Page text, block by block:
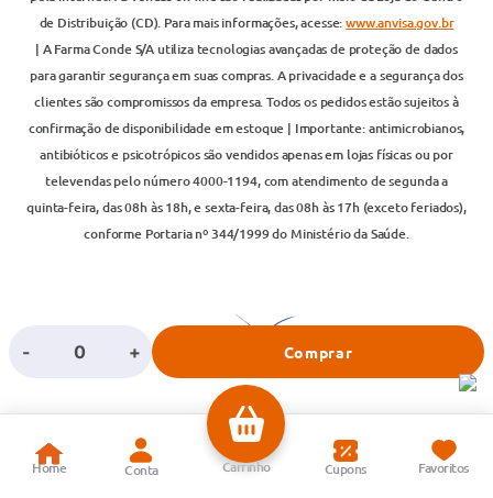
- + Comprar
de Distribuição (CD). Para mais informações, acesse:www.anvisa.gov.br
| A Farma Conde S/A utiliza tecnologias avançadas de proteção de dados
para garantir segurança em suas compras. A privacidade e a segurança dos
clientes são compromissos da empresa. Todos os pedidos estão sujeitos à
confirmação de disponibilidade em estoque | Importante: antimicrobianos,
antibióticos e psicotrópicos são vendidos apenas em lojas físicas ou por
televendas pelo número 4000-1194, com atendimento de segunda a
quinta-feira, das 08h às 18h, e sexta-feira, das 08h às 17h (exceto feriados),
conforme Portaria nº 344/1999 do Ministério da Saúde.